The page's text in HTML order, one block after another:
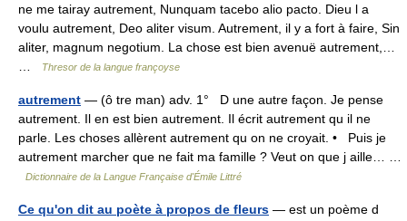
ne me tairay autrement, Nunquam tacebo alio pacto. Dieu l a
voulu autrement, Deo aliter visum. Autrement, il y a fort à faire, Sin
aliter, magnum negotium. La chose est bien avenuë autrement,…
Thresor de la langue françoyse
autrement — (ô tre man) adv. 1° D une autre façon. Je pense
autrement. Il en est bien autrement. Il écrit autrement qu il ne
parle. Les choses allèrent autrement qu on ne croyait. • Puis je
autrement marcher que ne fait ma famille ? Veut on que j aille… …
Dictionnaire de la Langue Française d'Émile Littré
Ce qu'on dit au poète à propos de fleurs — est un poème d